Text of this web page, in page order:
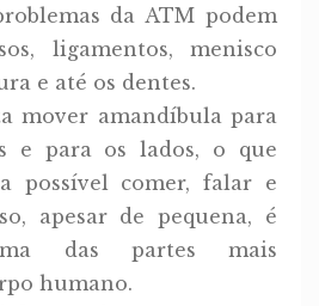
da ATM podem
ligamentos, menisco
e até os dentes.
mover amandíbula para
e para os lados, o que
possível comer, falar e
apesar de pequena, é
das partes mais
humano.